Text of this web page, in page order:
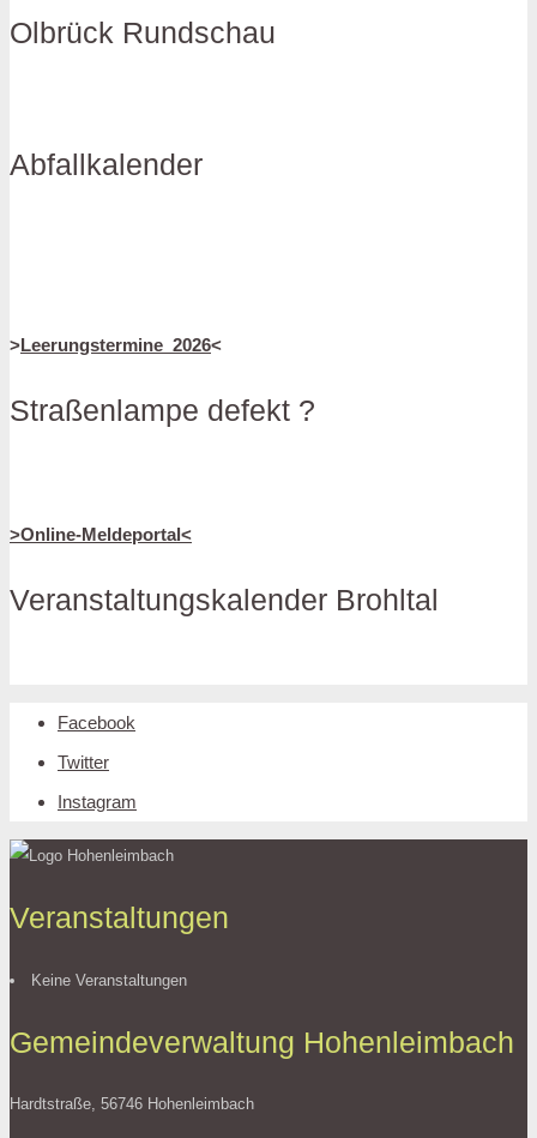
Olbrück Rundschau
Abfallkalender
>Leerungstermine_2026<
Straßenlampe defekt ?
>Online-Meldeportal<
Veranstaltungskalender Brohltal
Facebook
Twitter
Instagram
Veranstaltungen
Keine Veranstaltungen
Gemeindeverwaltung Hohenleimbach
Hardtstraße, 56746 Hohenleimbach